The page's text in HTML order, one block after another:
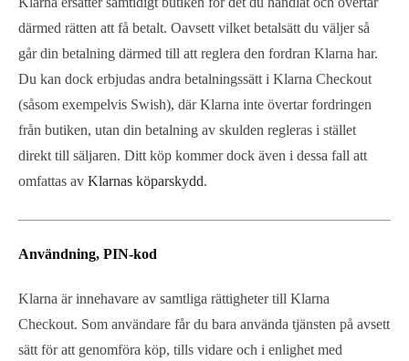
därmed rätten att få betalt. Oavsett vilket betalsätt du väljer så
går din betalning därmed till att reglera den fordran Klarna har.
Du kan dock erbjudas andra betalningssätt i Klarna Checkout
(såsom exempelvis Swish), där Klarna inte övertar fordringen
från butiken, utan din betalning av skulden regleras i stället
direkt till säljaren. Ditt köp kommer dock även i dessa fall att
omfattas av Klarnas köparskydd.
Användning, PIN-kod
Klarna är innehavare av samtliga rättigheter till Klarna
Checkout. Som användare får du bara använda tjänsten på avsett
sätt för att genomföra köp, tills vidare och i enlighet med